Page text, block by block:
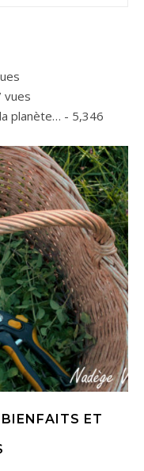
vues
planète… - 5,346
ET